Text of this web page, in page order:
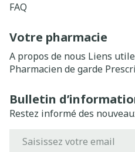
FAQ
Votre pharmacie
A propos de nous Liens
Pharmacien de garde
Bulletin
Restez informé des